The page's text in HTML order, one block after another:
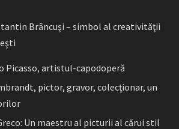
Brâncuşi – simbol al creativităţii
Picasso, artistul-capodoperă
pictor, gravor, colecţionar, un
Un maestru al picturii al cărui stil